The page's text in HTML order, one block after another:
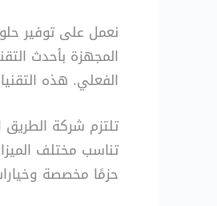
نعمل على توفير
المجهزة بأحدث
الفعلي. هذه
تلتزم شركة
تناسب مختلف
حزمًا مخصصة